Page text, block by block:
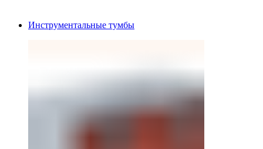
Инструментальные тумбы